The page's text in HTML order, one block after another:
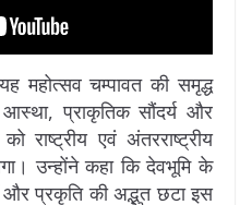
महोत्सव चम्पावत की समृद्ध
आस्था, प्राकृतिक सौंदर्य और
राष्ट्रीय एवं अंतरराष्ट्रीय
उन्होंने कहा कि देवभूमि के
प्रकृति की अद्भुत छटा इस